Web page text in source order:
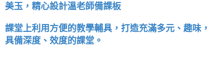
美玉，精心設計溫老師備課板
課堂上利用方便的教學輔具，打造充滿多元、趣味，
具備深度、效度的課堂。